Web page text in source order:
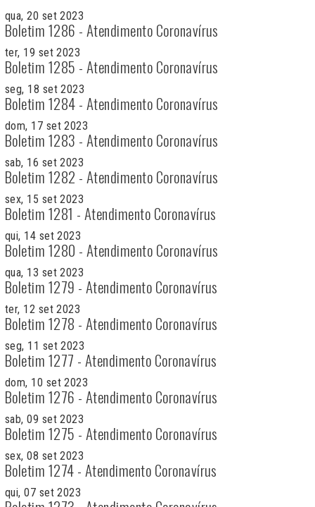
qua, 20 set 2023
Boletim 1286 - Atendimento Coronavírus
ter, 19 set 2023
Boletim 1285 - Atendimento Coronavírus
seg, 18 set 2023
Boletim 1284 - Atendimento Coronavírus
dom, 17 set 2023
Boletim 1283 - Atendimento Coronavírus
sab, 16 set 2023
Boletim 1282 - Atendimento Coronavírus
sex, 15 set 2023
Boletim 1281 - Atendimento Coronavírus
qui, 14 set 2023
Boletim 1280 - Atendimento Coronavírus
qua, 13 set 2023
Boletim 1279 - Atendimento Coronavírus
ter, 12 set 2023
Boletim 1278 - Atendimento Coronavírus
seg, 11 set 2023
Boletim 1277 - Atendimento Coronavírus
dom, 10 set 2023
Boletim 1276 - Atendimento Coronavírus
sab, 09 set 2023
Boletim 1275 - Atendimento Coronavírus
sex, 08 set 2023
Boletim 1274 - Atendimento Coronavírus
qui, 07 set 2023